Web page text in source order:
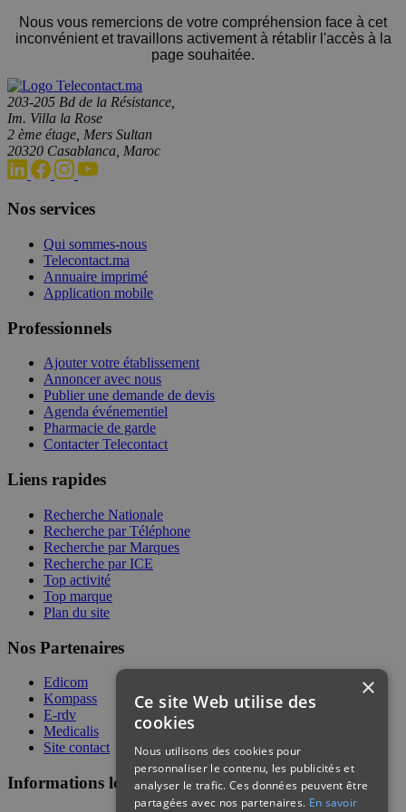
Nous vous remercions de votre compréhension face à cet
inconvénient et travaillons activement à rétablir l'accès à la
page souhaitée.
203-205 Bd de la Résistance,
Im. Villa la Rose
2 ème étage, Mers Sultan
20320 Casablanca, Maroc
Nos services
Qui sommes-nous
Telecontact.ma
Annuaire imprimé
Application mobile
Professionnels
Ajouter votre établissement
Annoncer avec nous
Publier une demande de devis
Agenda événementiel
Pharmacie de garde
Contacter Telecontact
Liens rapides
Recherche Nationale
Recherche par Téléphone
Recherche par Marques
Recherche par ICE
Top activité
Top marque
Plan du site
Nos Partenaires
Edicom
Kompass
E-rdv
Medicalis
Site contact
Informations légales
×
Ce site Web utilise des
cookies
Nous utilisons des cookies pour
personnaliser le contenu, les publicités et
analyser le trafic. Ces données peuvent être
partagées avec nos partenaires. En savoir